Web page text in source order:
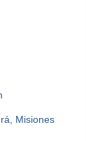
Misiones